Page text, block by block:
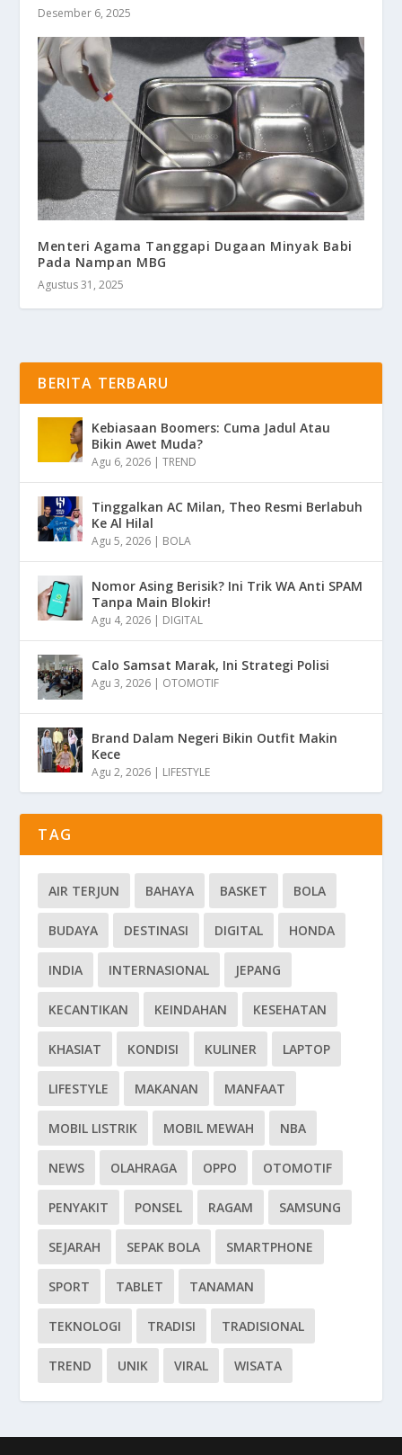
Desember 6, 2025
Menteri Agama Tanggapi Dugaan Minyak Babi
Pada Nampan MBG
Agustus 31, 2025
BERITA TERBARU
Kebiasaan Boomers: Cuma Jadul Atau
Bikin Awet Muda?
Agu 6, 2026 |TREND
Tinggalkan AC Milan, Theo Resmi Berlabuh
Ke Al Hilal
Agu 5, 2026 | BOLA
Nomor Asing Berisik? Ini Trik WA Anti SPAM
Tanpa Main Blokir!
Agu 4, 2026 | DIGITAL
Calo Samsat Marak, Ini Strategi Polisi
Agu 3, 2026 | OTOMOTIF
Brand Dalam Negeri Bikin Outfit Makin
Kece
Agu 2, 2026 | LIFESTYLE
TAG
AIR TERJUN BAHAYA BASKET BOLA
BUDAYA DESTINASI DIGITAL HONDA
INDIA INTERNASIONAL JEPANG
KECANTIKAN KEINDAHAN KESEHATAN
KHASIAT KONDISI KULINER LAPTOP
LIFESTYLE MAKANAN MANFAAT
MOBIL LISTRIK MOBIL MEWAH NBA
NEWS OLAHRAGA OPPO OTOMOTIF
PENYAKIT PONSEL RAGAM SAMSUNG
SEJARAH SEPAK BOLA SMARTPHONE
SPORT TABLET TANAMAN
TEKNOLOGI TRADISI TRADISIONAL
TREND UNIK VIRAL WISATA